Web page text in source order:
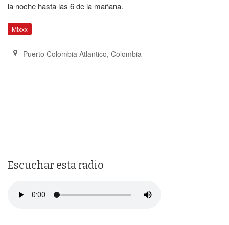
la noche hasta las 6 de la mañana.
Mixxx
Puerto Colombia Atlantico, Colombia
Escuchar esta radio